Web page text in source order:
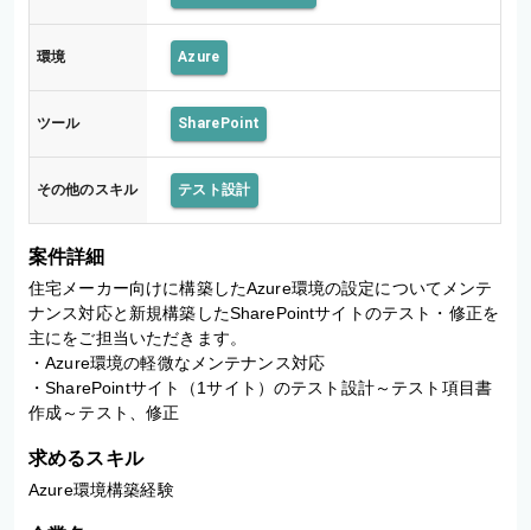
環境 Azure
ツール SharePoint
その他のスキル テスト設計
案件詳細
住宅メーカー向けに構築したAzure環境の設定についてメンテ
ナンス対応と新規構築したSharePointサイトのテスト・修正を
主にをご担当いただきます。
・Azure環境の軽微なメンテナンス対応
・SharePointサイト（1サイト）のテスト設計～テスト項目書
作成～テスト、修正
求めるスキル
Azure環境構築経験